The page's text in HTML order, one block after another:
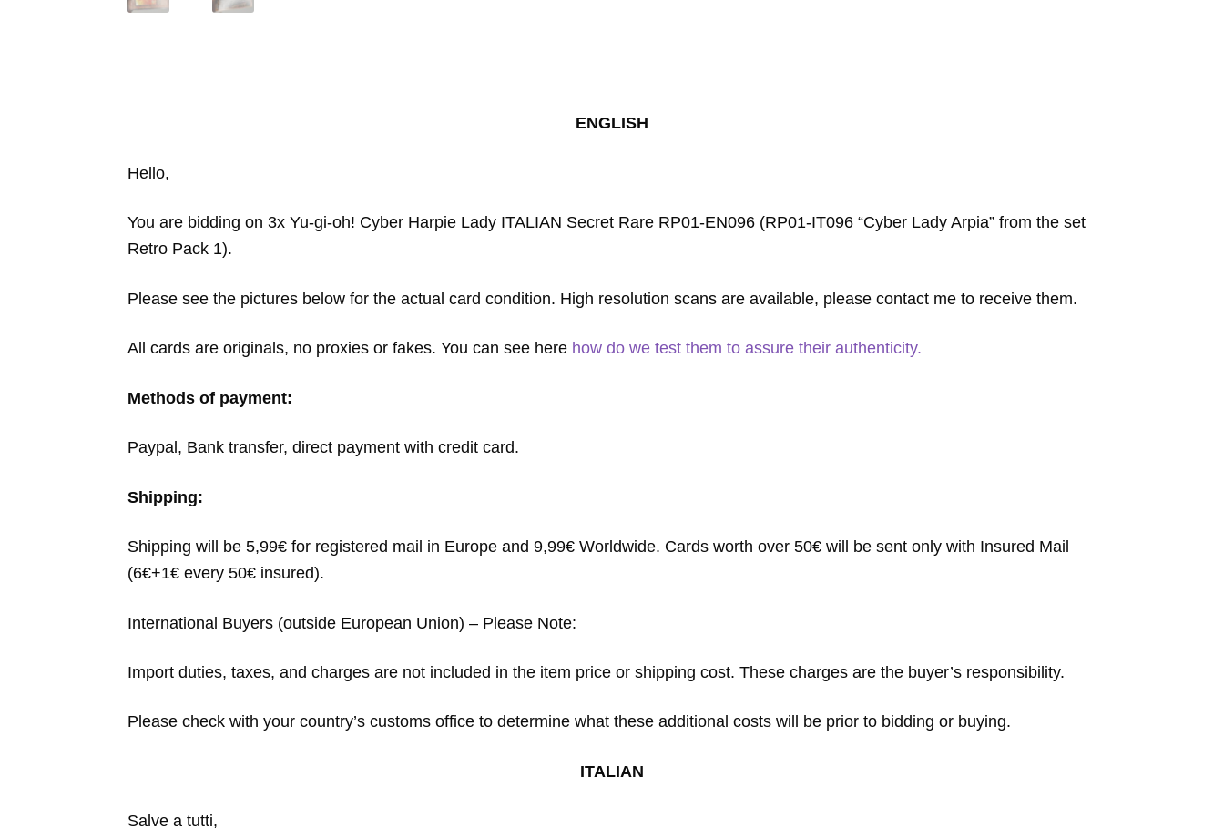
ENGLISH
Hello,
You are bidding on 3x Yu-gi-oh! Cyber Harpie Lady ITALIAN Secret Rare RP01-EN096 (RP01-IT096 “Cyber Lady Arpia” from the set
Retro Pack 1).
Please see the pictures below for the actual card condition. High resolution scans are available, please contact me to receive them.
All cards are originals, no proxies or fakes. You can see here how do we test them to assure their authenticity.
Methods of payment:
Paypal, Bank transfer, direct payment with credit card.
Shipping:
Shipping will be 5,99€ for registered mail in Europe and 9,99€ Worldwide. Cards worth over 50€ will be sent only with Insured Mail
(6€+1€ every 50€ insured).
International Buyers (outside European Union) – Please Note:
Import duties, taxes, and charges are not included in the item price or shipping cost. These charges are the buyer’s responsibility.
Please check with your country’s customs office to determine what these additional costs will be prior to bidding or buying.
ITALIAN
Salve a tutti,